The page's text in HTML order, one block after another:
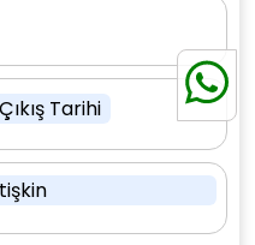
Çıkış Tarihi